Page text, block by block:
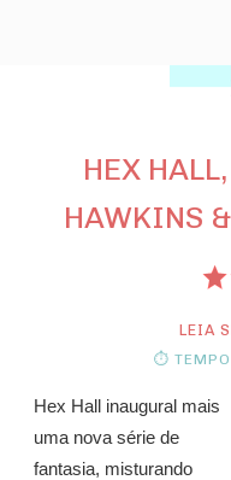
HEX
HAWKINS
LEIA
⏱ TEMPO
Hex Hall inaugural mais
uma nova série de
fantasia, misturando